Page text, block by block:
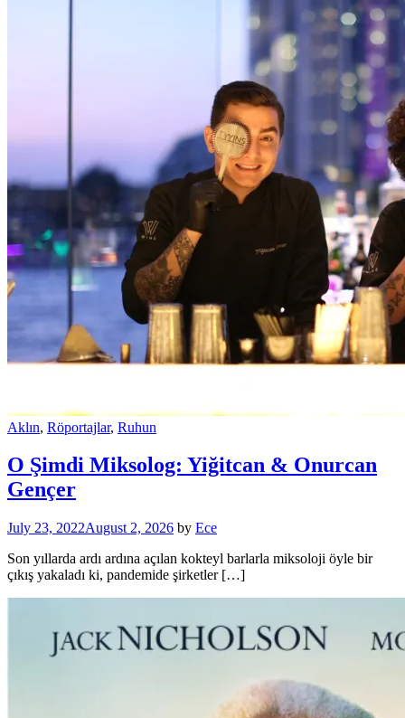
Aklın, Röportajlar, Ruhun
O Şimdi Miksolog: Yiğitcan & Onurcan
Gençer
July 23, 2022August 2, 2026 by Ece
Son yıllarda ardı ardına açılan kokteyl barlarla miksoloji öyle bir
çıkış yakaladı ki, pandemide şirketler […]